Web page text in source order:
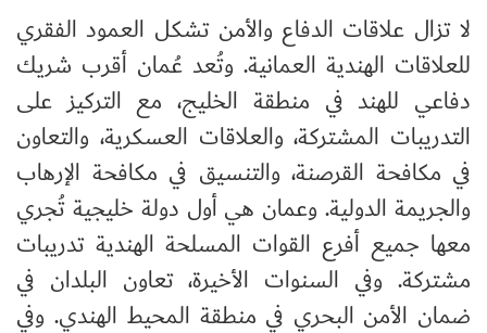
لا تزال علاقات الدفاع والأمن تشكل العمود الفقري
للعلاقات الهندية العمانية. وتُعد عُمان أقرب شريك
دفاعي للهند في منطقة الخليج، مع التركيز على
التدريبات المشتركة، والعلاقات العسكرية، والتعاون
في مكافحة القرصنة، والتنسيق في مكافحة الإرهاب
والجريمة الدولية. وعمان هي أول دولة خليجية تُجري
معها جميع أفرع القوات المسلحة الهندية تدريبات
مشتركة. وفي السنوات الأخيرة، تعاون البلدان في
ضمان الأمن البحري في منطقة المحيط الهندي. وفي